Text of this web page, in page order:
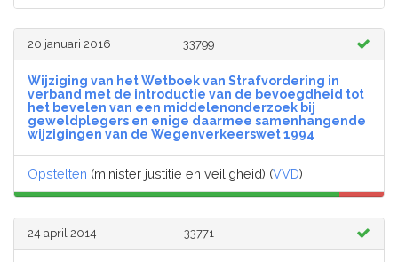
20 januari 2016 33799
Wijziging van het Wetboek van Strafvordering in
verband met de introductie van de bevoegdheid tot
het bevelen van een middelenonderzoek bij
geweldplegers en enige daarmee samenhangende
wijzigingen van de Wegenverkeerswet 1994
Opstelten (minister justitie en veiligheid) (VVD)
24 april 2014 33771